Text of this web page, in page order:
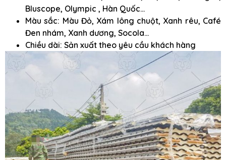
Bluscope, Olympic , Hàn Quốc…
Màu sắc: Màu Đỏ, Xám lông chuột, Xanh rêu, Café
Đen nhám, Xanh dương, Socola…
Chiều dài: Sản xuất theo yêu cầu khách hàng